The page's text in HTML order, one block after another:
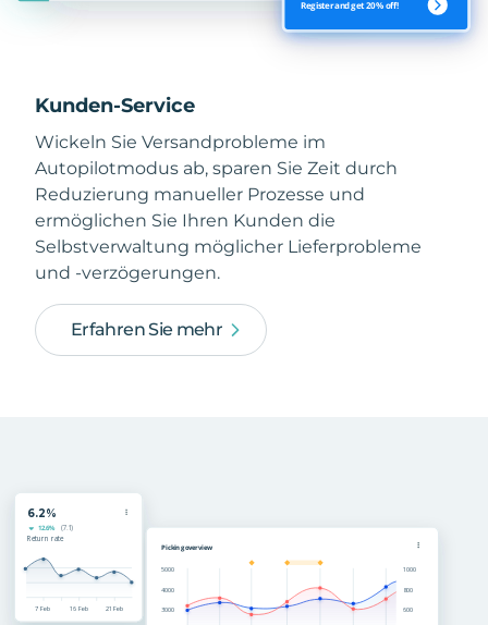
Kunden-Service
Wickeln Sie Versandprobleme im
Autopilotmodus ab, sparen Sie Zeit durch
Reduzierung manueller Prozesse und
ermöglichen Sie Ihren Kunden die
Selbstverwaltung möglicher Lieferprobleme
und -verzögerungen.
Erfahren Sie mehr